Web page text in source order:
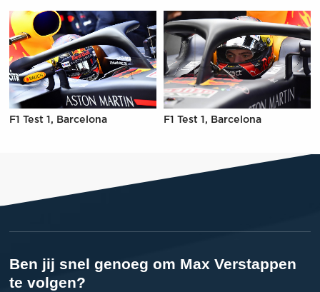
F1 Test 1, Barcelona F1 Test 1, Barcelona
Ben jij snel genoeg om Max Verstappen
te volgen?